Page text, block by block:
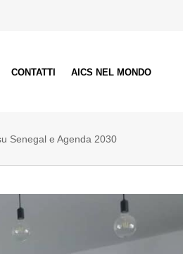
CONTATTI AICS NEL MONDO
Senegal e Agenda 2030